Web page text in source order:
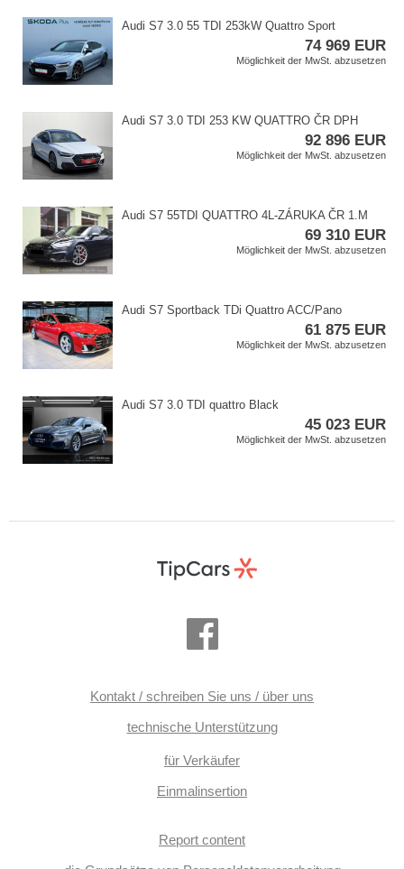
Audi S7 3.0 55 TDI 253kW Quattro Sport
74 969 EUR
Möglichkeit der MwSt. abzusetzen
Audi S7 3.0 TDI 253 KW QUATTRO ČR DPH
92 896 EUR
Möglichkeit der MwSt. abzusetzen
Audi S7 55TDI QUATTRO 4L​-ZÁRUKA ČR 1.M
69 310 EUR
Möglichkeit der MwSt. abzusetzen
Audi S7 Sportback TDi Quattro ACC/Pano
61 875 EUR
Möglichkeit der MwSt. abzusetzen
Audi S7 3.0 TDI quattro Black
45 023 EUR
Möglichkeit der MwSt. abzusetzen
Kontakt / schreiben Sie uns / über uns
technische Unterstützung
für Verkäufer
Einmalinsertion
Report content